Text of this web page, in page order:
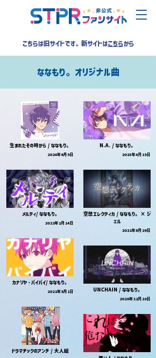
こちらは旧サイトです。新サイトはこちらから
ななもり。 オリジナル曲
生まれたその時から / ななもり。
2024年6月5日
メルティ/ ななもり。
2022年1月14日
カナリヤ・バイバイ/ ななもり。
2021年5月1日
ドラマチックのアンチ / 大人組
N.A. / ななもり。
2023年4月15日
空想エレクティカ / ななもり。 × ジ
ェル
2021年8月29日
UNCHAIN / ななもり。
2020年12月10日